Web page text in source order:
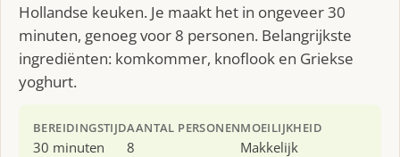
Hollandse keuken. Je maakt het in ongeveer 30
minuten, genoeg voor 8 personen. Belangrijkste
ingrediënten: komkommer, knoflook en Griekse
yoghurt.
BEREIDINGSTIJD
30 minuten
AANTAL PERSONEN
8
MOEILIJKHEID
Makkelijk